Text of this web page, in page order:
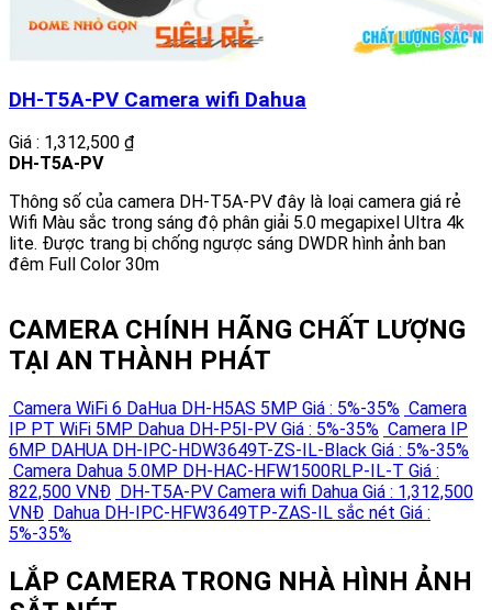
DH-T5A-PV Camera wifi Dahua
Giá : 1,312,500 ₫
DH-T5A-PV
Thông số của camera DH-T5A-PV đây là loại camera giá rẻ
Wifi Màu sắc trong sáng độ phân giải 5.0 megapixel Ultra 4k
lite. Được trang bị chống ngược sáng DWDR hình ảnh ban
đêm Full Color 30m
CAMERA CHÍNH HÃNG CHẤT LƯỢNG
TẠI AN THÀNH PHÁT
Camera WiFi 6 DaHua DH-H5AS 5MP Giá : 5%-35% Camera
IP PT WiFi 5MP Dahua DH-P5I-PV Giá : 5%-35% Camera IP
6MP DAHUA DH-IPC-HDW3649T-ZS-IL-Black Giá : 5%-35%
Camera Dahua 5.0MP DH-HAC-HFW1500RLP-IL-T Giá :
822,500 VNĐ DH-T5A-PV Camera wifi Dahua Giá : 1,312,500
VNĐ Dahua DH-IPC-HFW3649TP-ZAS-IL sắc nét Giá :
5%-35%
LẮP CAMERA TRONG NHÀ HÌNH ẢNH